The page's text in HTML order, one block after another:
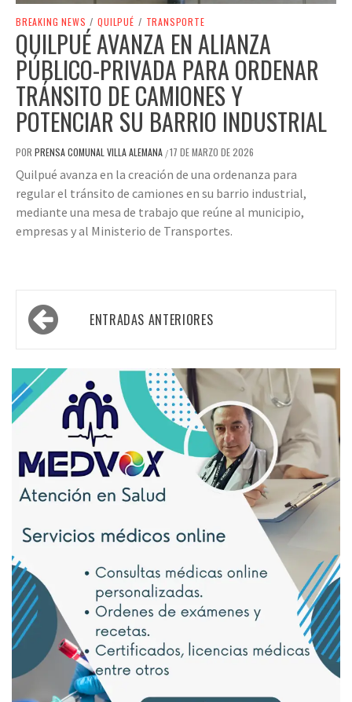
BREAKING NEWS / QUILPUÉ / TRANSPORTE
QUILPUÉ AVANZA EN ALIANZA
PÚBLICO-PRIVADA PARA ORDENAR
TRÁNSITO DE CAMIONES Y
POTENCIAR SU BARRIO INDUSTRIAL
POR PRENSA COMUNAL VILLA ALEMANA /17 DE MARZO DE 2026
Quilpué avanza en la creación de una ordenanza para
regular el tránsito de camiones en su barrio industrial,
mediante una mesa de trabajo que reúne al municipio,
empresas y al Ministerio de Transportes.
ENTRADAS ANTERIORES